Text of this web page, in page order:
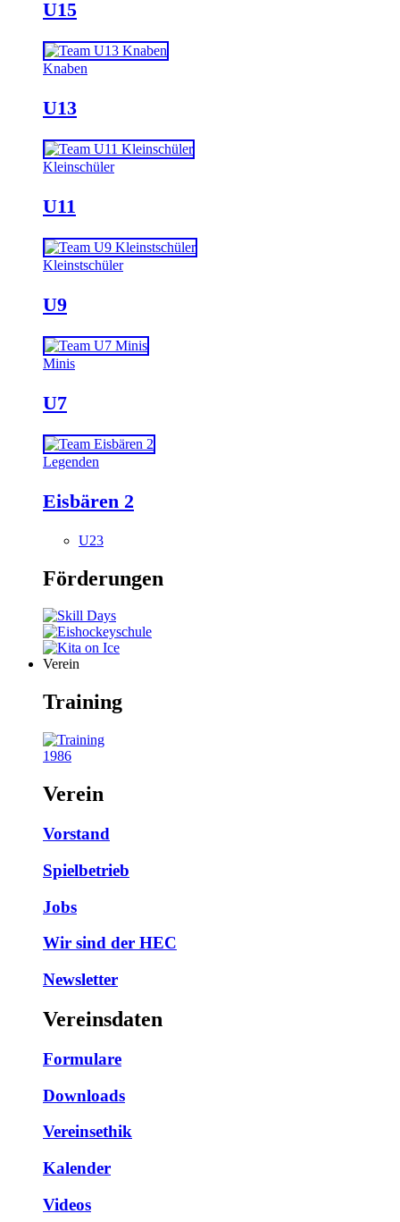
U15
Knaben
U13
Kleinschüler
U11
Kleinstschüler
U9
Minis
U7
Legenden
Eisbären 2
U23
Förderungen
Verein
Training
1986
Verein
Vorstand
Spielbetrieb
Jobs
Wir sind der HEC
Newsletter
Vereinsdaten
Formulare
Downloads
Vereinsethik
Kalender
Videos